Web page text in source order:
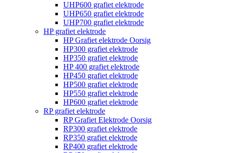
UHP600 grafiet elektrode
UHP650 grafiet elektrode
UHP700 grafiet elektrode
HP grafiet elektrode
HP Grafiet elektrode Oorsig
HP300 grafiet elektrode
HP350 grafiet elektrode
HP 400 grafiet elektrode
HP450 grafiet elektrode
HP500 grafiet elektrode
HP550 grafiet elektrode
HP600 grafiet elektrode
RP grafiet elektrode
RP Grafiet Elektrode Oorsig
RP300 grafiet elektrode
RP350 grafiet elektrode
RP400 grafiet elektrode